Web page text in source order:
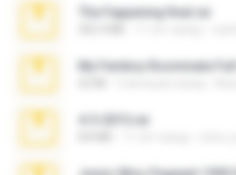
The Fappening final.rar
My Femboy Roommate
4-5-2015.rar